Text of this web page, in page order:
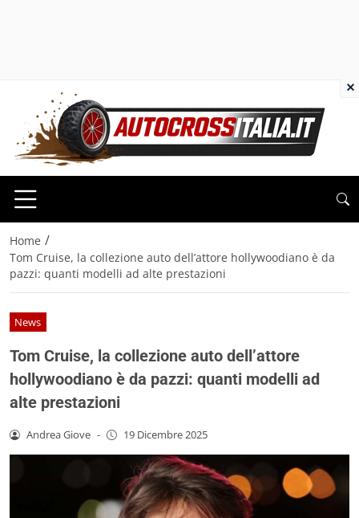
Home /
Tom Cruise, la collezione auto dell’attore hollywoodiano è da
pazzi: quanti modelli ad alte prestazioni
News
Tom Cruise, la collezione auto dell’attore
hollywoodiano è da pazzi: quanti modelli ad
alte prestazioni
Andrea Giove - 19 Dicembre 2025
×